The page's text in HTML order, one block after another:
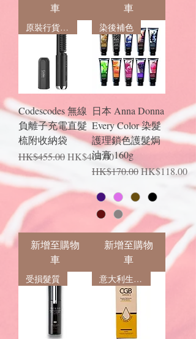
車
車
原裝行貨，一年保養
Codescodes 無線
負離子充電直髮
梳附收納袋
一般價格
HK$455.00促銷價格
HK$404.00
新增至購物
車
染後補色
日本 Anna Donna
Every Color 染髮
護理鎖色護髮焗
油膏 160g
一般價格
HK$170.00促銷價格
HK$118.00
新增至購物
車
受損髮質 意大利生髮專利